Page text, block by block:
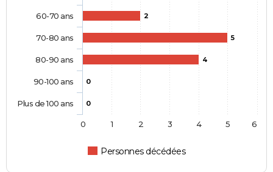
2
5
4
0
0
Personnes décédées
60-70 ans
70-80 ans
80-90 ans
90-100 ans
Plus de 100 ans
0 1 2 3 4 5 6